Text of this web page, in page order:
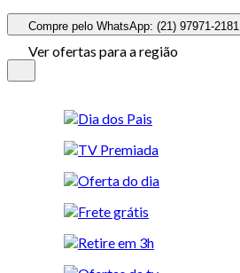
Compre pelo WhatsApp: (21) 97971-2181
Ver ofertas para a região